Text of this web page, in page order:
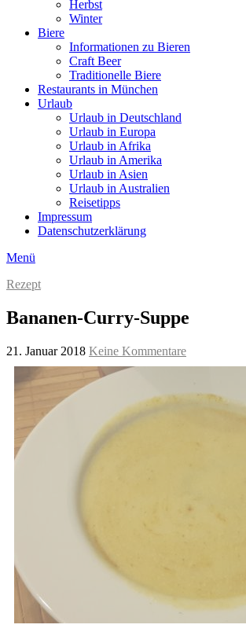
Herbst
Winter
Biere
Informationen zu Bieren
Craft Beer
Traditionelle Biere
Restaurants in München
Urlaub
Urlaub in Deutschland
Urlaub in Europa
Urlaub in Afrika
Urlaub in Amerika
Urlaub in Asien
Urlaub in Australien
Reisetipps
Impressum
Datenschutzerklärung
Menü
Rezept
Bananen-Curry-Suppe
21. Januar 2018 Keine Kommentare